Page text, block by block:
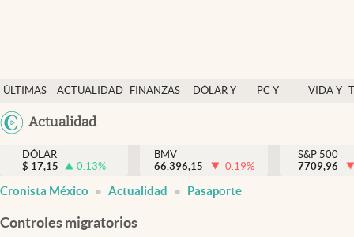
ÚLTIMAS
NOTICIAS
ACTUALIDAD
FINANZAS
DÓLAR Y
PC Y
VIDA Y
México
Actualidad
Actualidad
Finanzas y economía
Dólar y mercados
DÓLAR
$ 17,15 0.13%
BMV
66.396,15
-0.19%
S&P 500
7709,96
Cronista México Actualidad Pasaporte
Controles migratorios